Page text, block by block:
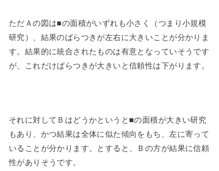
ただＡの図は■の面積がいずれも小さく（つまり小規模
研究）、結果のばらつきが左右に大きいことが分かりま
す。結果的に統合されたものは有意となっていそうです
が、これだけばらつきが大きいと信頼性は下がります。
それに対してＢはどうかというと■の面積が大きい研究
もあり、かつ結果は全体に似た傾向をもち、左に寄って
いることが分かります。とすると、Ｂの方が結果に信頼
性がありそうです。